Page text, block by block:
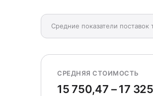
Средние показатели поставок
СРЕДНЯЯ СТОИМОСТЬ
15 750,47 – 17